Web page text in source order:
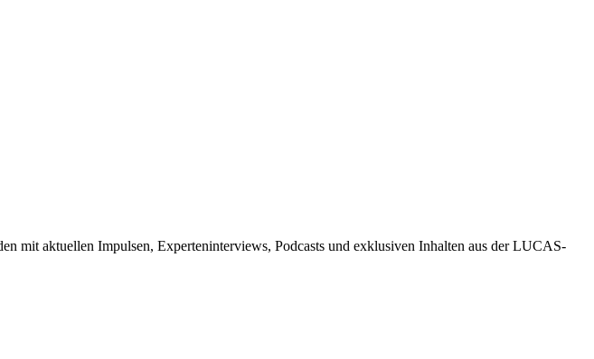
mit aktuellen Impulsen, Experteninterviews, Podcasts und exklusiven Inhalten aus der LUCAS-